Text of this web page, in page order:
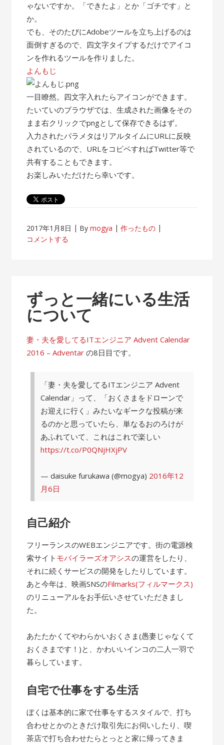
ゃないですか。「できたよ」とか「ゴチです」と
か。
でも、そのたびにAdobeツールを立ち上げるのは
面倒すぎるので、四文字タイプするだけでアイコ
ンを作れるツールを作りました。
よんもじ
一目瞭然。四文字入れたらアイコンができます。
たいていのブラウザでは、生成された画像をその
まま右クリックでpngとして保存できるはず。
入力されたパラメタはリアルタイムにURLに反映
されているので、URLをコピペすればTwitter等で
共有することもできます。
お楽しみいただけたら幸いです。
2017年1月8日 Bymogya
作ったもの
コメントする
ずっと一緒にいる生活
について
妻・夫を愛してるITエンジニア Advent Calendar
2016 – Adventar の8日目です。
「妻・夫を愛してるITエンジニア Advent
Calendar」って、「おくさまをドローンで
お迎えに行く」みたいなギークな投稿が来
るのかと思っていたら、単なるおのろけが
あふれていて、これはこれで楽しい
https://t.co/P0QNjHXjPV
— daisuke furukawa (@mogya) 2016年12
月6日
自己紹介
フリーランスのWEBエンジニアです。街の電源検
索サイト モバイラーズオアシスの運営をしたり、
それに続くサービスの開発をしたりしています。
あと今年は、映画SNSのFilmarks(フィルマークス)
のリニューアルをお手伝いさせていただきまし
た。
あたたかくてやわらかいおくさま(愚妻じゃなくて
おくさまです！)と、かわいいインコの二人一羽で
暮らしています。
自宅で仕事をする生活
ぼくは基本的に家で仕事をするスタイルで、打ち
合わせとかのときだけ取引先にお伺いしたり、喫
茶店で打ち合わせたらとっとと家に帰ってきま